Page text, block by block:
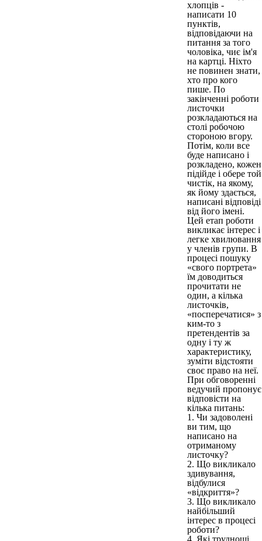
хлопців -
написати 10
пунктів,
відповідаючи на
питання за того
чоловіка, чиє ім'я
на картці. Ніхто
не повинен знати,
хто про кого
пише. По
закінченні роботи
листочки
розкладаються на
столі робочою
стороною вгору.
Потім, коли все
буде написано і
розкладено, кожен
підійде і обере той
чистік, на якому,
як йому здається,
написані відповіді
від його імені.
Цей етап роботи
викликає інтерес і
легке хвилювання
у членів групи. В
процесі пошуку
«свого портрета»
їм доводиться
прочитати не
один, а кілька
листочків,
«посперечатися» з
ким-то з
претендентів за
одну і ту ж
характеристику,
зуміти відстояти
своє право на неї.
При обговоренні
ведучий пропонує
відповісти на
кілька питань:
1. Чи задоволені
ви тим, що
написано на
отриманому
листочку?
2. Що викликало
здивування,
відбулися
«відкриття»?
3. Що викликало
найбільший
інтерес в процесі
роботи?
4. Які труднощі